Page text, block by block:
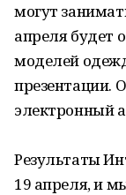
могут
апреля будет
моделей
презентации.
электронный
Результаты
19 апреля, и